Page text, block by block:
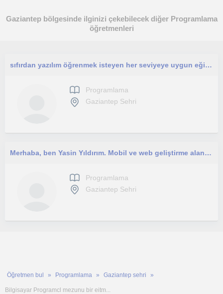
Gaziantep bölgesinde ilginizi çekebilecek diğer Programlama
öğretmenleri
sıfırdan yazılım öğrenmek isteyen her seviyeye uygun eğitimler
Programlama
Gaziantep Sehri
Merhaba, ben Yasin Yıldırım. Mobil ve web geliştirme alanlarında çalışıyorum. Flutter, Laravel, React, Node.js ve Python kullanara
Programlama
Gaziantep Sehri
Öğretmen bul Programlama Gaziantep sehri
Bilgisayar Programcl mezunu bir eitm...